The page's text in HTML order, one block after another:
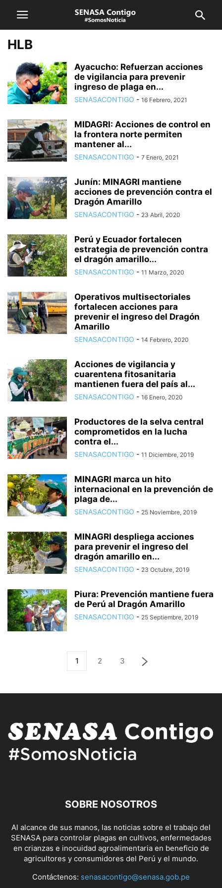
HLB
Ayacucho: Refuerzan acciones
de vigilancia para prevenir
ingreso de plaga en...
SENASACONTIGO - 16 Febrero, 2021
MIDAGRI: Acciones de control en
la frontera norte permiten
mantener al...
SENASACONTIGO - 7 Enero, 2021
Junín: MINAGRI mantiene
acciones de prevención contra el
Dragón Amarillo
SENASACONTIGO - 23 Abril, 2020
Perú y Ecuador fortalecen
estrategia de prevención contra
el dragón amarillo...
SENASACONTIGO - 11 Marzo, 2020
Operativos multisectoriales
fortalecen acciones para
prevenir el ingreso del Dragón
Amarillo
SENASACONTIGO - 14 Febrero, 2020
Acciones de vigilancia y
cuarentena fitosanitaria
mantienen fuera del país al...
SENASACONTIGO - 16 Enero, 2020
Productores de la selva central
comprometidos en la lucha
contra el...
SENASACONTIGO - 11 Diciembre, 2019
MINAGRI marca un hito
internacional en la prevención de
plaga de...
SENASACONTIGO - 25 Noviembre, 2019
MINAGRI despliega acciones
para prevenir el ingreso del
dragón amarillo en...
SENASACONTIGO - 23 Octubre, 2019
Piura: Prevención mantiene fuera
de Perú al Dragón Amarillo
SENASACONTIGO - 25 Septiembre, 2019
1 2 3
SOBRE NOSOTROS
Al alcance de sus manos, las noticias sobre el trabajo del
SENASA para controlar plagas en cultivos, enfermedades
en crianzas e inocuidad agroalimentaria en beneficio de
agricultores y consumidores del Perú y el mundo.
Contáctenos: senasacontigo@senasa.gob.pe